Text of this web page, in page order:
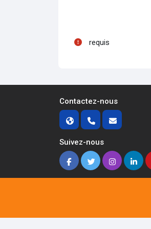
requis
Contactez-nous
Suivez-nous